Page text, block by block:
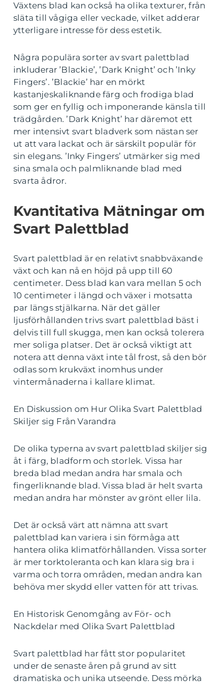
Växtens blad kan också ha olika texturer, från
släta till vågiga eller veckade, vilket adderar
ytterligare intresse för dess estetik.
Några populära sorter av svart palettblad
inkluderar ’Blackie’, ’Dark Knight’ och ’Inky
Fingers’. ’Blackie’ har en mörkt
kastanjeskaliknande färg och frodiga blad
som ger en fyllig och imponerande känsla till
trädgården. ’Dark Knight’ har däremot ett
mer intensivt svart bladverk som nästan ser
ut att vara lackat och är särskilt populär för
sin elegans. ’Inky Fingers’ utmärker sig med
sina smala och palmliknande blad med
svarta ådror.
Kvantitativa Mätningar om
Svart Palettblad
Svart palettblad är en relativt snabbväxande
växt och kan nå en höjd på upp till 60
centimeter. Dess blad kan vara mellan 5 och
10 centimeter i längd och växer i motsatta
par längs stjälkarna. När det gäller
ljusförhållanden trivs svart palettblad bäst i
delvis till full skugga, men kan också tolerera
mer soliga platser. Det är också viktigt att
notera att denna växt inte tål frost, så den bör
odlas som krukväxt inomhus under
vintermånaderna i kallare klimat.
En Diskussion om Hur Olika Svart Palettblad
Skiljer sig Från Varandra
De olika typerna av svart palettblad skiljer sig
åt i färg, bladform och storlek. Vissa har
breda blad medan andra har smala och
fingerliknande blad. Vissa blad är helt svarta
medan andra har mönster av grönt eller lila.
Det är också värt att nämna att svart
palettblad kan variera i sin förmåga att
hantera olika klimatförhållanden. Vissa sorter
är mer torktoleranta och kan klara sig bra i
varma och torra områden, medan andra kan
behöva mer skydd eller vatten för att trivas.
En Historisk Genomgång av För- och
Nackdelar med Olika Svart Palettblad
Svart palettblad har fått stor popularitet
under de senaste åren på grund av sitt
dramatiska och unika utseende. Dess mörka